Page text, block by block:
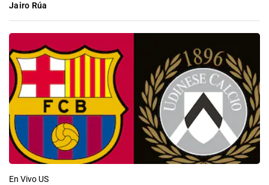
Jairo Rúa
En Vivo US